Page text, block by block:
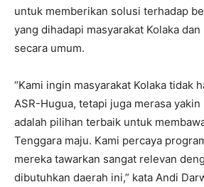
untuk memberikan solusi terhadap
yang dihadapi masyarakat Kolaka
secara umum.
“Kami ingin masyarakat Kolaka tidak
ASR-Hugua, tetapi juga merasa
adalah pilihan terbaik untuk
Tenggara maju. Kami percaya
mereka tawarkan sangat relevan
dibutuhkan daerah ini,” kata Andi